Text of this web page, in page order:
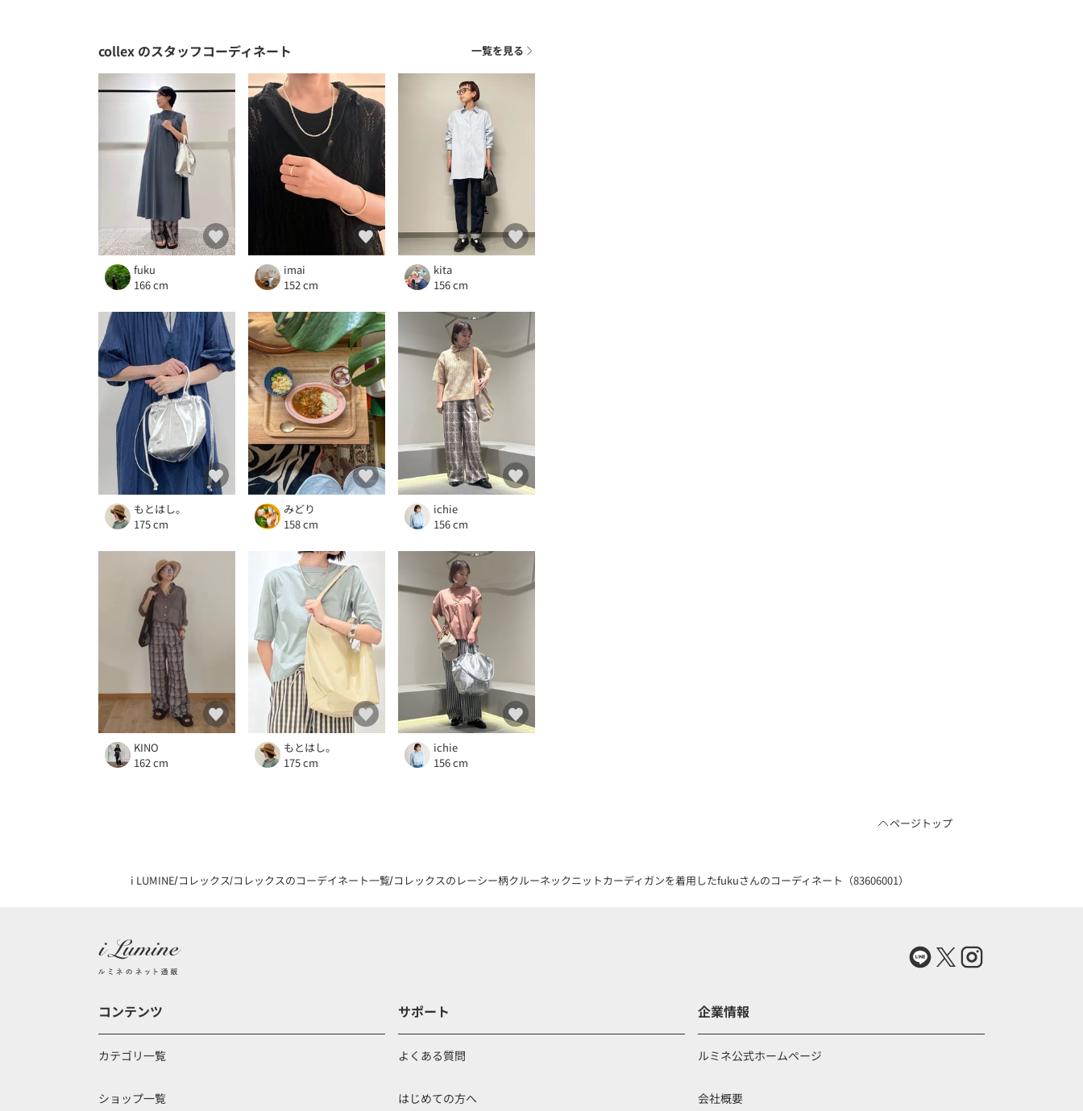
collex のスタッフコーディネート 一覧を見る
fuku
166 cm
imai
152 cm
kita
156 cm
もとはし。
175 cm
みどり
158 cm
ichie
156 cm
KINO
162 cm
もとはし。
175 cm
ichie
156 cm
ページトップ
i LUMINE コレックス コレックスのコーデイネート一覧コレックスのレーシー柄クルーネックニットカーディガンを着用したfukuさんのコーディネート（83606001）
コンテンツ
カテゴリ一覧
ショップ一覧
サポート
よくある質問
はじめての方へ
企業情報
ルミネ公式ホームページ
会社概要